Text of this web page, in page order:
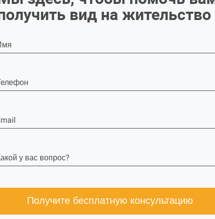
вид на жительство
у вас вопрос?
Получите бесплатную консультацию